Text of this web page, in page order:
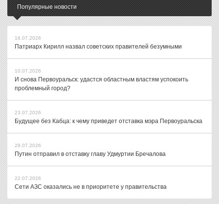
Популярные новости
16.07.2026
Патриарх Кирилл назвал советских правителей безумными
10.07.2026
И снова Первоуральск: удастся областным властям успокоить
проблемный город?
23.07.2026
Будущее без Кабца: к чему приведет отставка мэра Первоуральска
29.07.2026
Путин отправил в отставку главу Удмуртии Бречалова
22.07.2026
Сети АЗС оказались не в приоритете у правительства